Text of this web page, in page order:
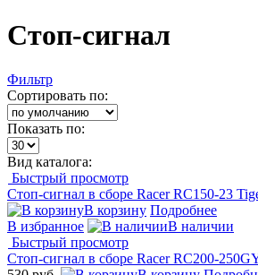
Стоп-сигнал
Фильтр
Сортировать по:
Показать по:
Вид каталога:
Быстрый просмотр
Стоп-сигнал в сборе Racer RC150-23
В корзину Подробнее
В избранное
В наличии
Быстрый просмотр
Стоп-сигнал в сборе Racer RC200-